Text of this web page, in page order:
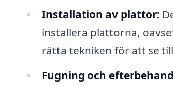
Installation av plattor:
installera plattorna,
rätta tekniken för att se
Fugning och